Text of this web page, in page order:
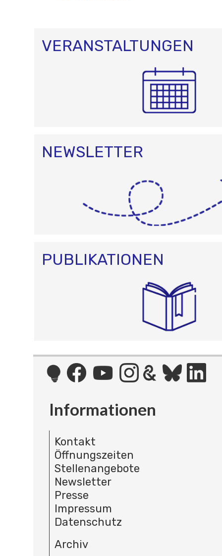
VERANSTALTUNGEN
NEWSLETTER
PUBLIKATIONEN
Informationen
Kontakt
Öffnungszeiten
Stellenangebote
Newsletter
Presse
Impressum
Datenschutz
Archiv